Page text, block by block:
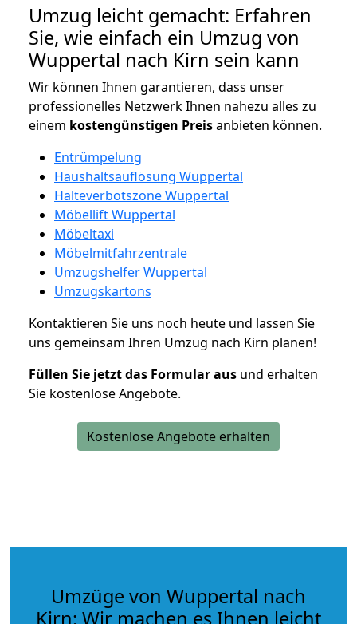
Umzug leicht gemacht: Erfahren
Sie, wie einfach ein Umzug von
Wuppertal nach Kirn sein kann
Wir können Ihnen garantieren, dass unser
professionelles Netzwerk Ihnen nahezu alles zu
einem kostengünstigen Preisanbieten können.
Entrümpelung
Haushaltsauflösung Wuppertal
Halteverbotszone Wuppertal
Möbellift Wuppertal
Möbeltaxi
Möbelmitfahrzentrale
Umzugshelfer Wuppertal
Umzugskartons
Kontaktieren Sie uns noch heute und lassen Sie
uns gemeinsam Ihren Umzug nach Kirn planen!
Füllen Sie jetzt das Formular aus und erhalten
Sie kostenlose Angebote.
Kostenlose Angebote erhalten
Umzüge von Wuppertal nach
Kirn: Wir machen es Ihnen leicht